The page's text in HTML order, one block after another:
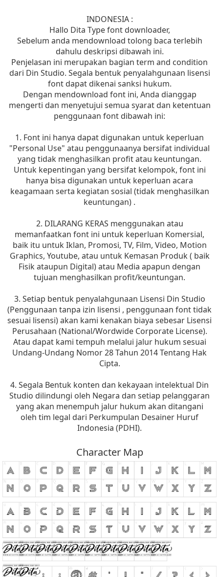
INDONESIA :
Hallo Dita Type font downloader,
Sebelum anda mendownload tolong baca terlebih
dahulu deskripsi dibawah ini.
Penjelasan ini merupakan bagian term and condition
dari Din Studio. Segala bentuk penyalahgunaan lisensi
font dapat dikenai sanksi hukum.
Dengan mendownload font ini, Anda dianggap
mengerti dan menyetujui semua syarat dan ketentuan
penggunaan font dibawah ini:
1. Font ini hanya dapat digunakan untuk keperluan
"Personal Use" atau penggunaanya bersifat individual
yang tidak menghasilkan profit atau keuntungan.
Untuk kepentingan yang bersifat kelompok, font ini
hanya bisa digunakan untuk keperluan acara
keagamaan serta kegiatan sosial (tidak menghasilkan
keuntungan) .
2. DILARANG KERAS menggunakan atau
memanfaatkan font ini untuk keperluan Komersial,
baik itu untuk Iklan, Promosi, TV, Film, Video, Motion
Graphics, Youtube, atau untuk Kemasan Produk ( baik
Fisik ataupun Digital) atau Media apapun dengan
tujuan menghasilkan profit/keuntungan.
3. Setiap bentuk penyalahgunaan Lisensi Din Studio
(Penggunaan tanpa izin lisensi , penggunaan font tidak
sesuai lisensi) akan kami kenakan biaya sebesar Lisensi
Perusahaan (National/Wordwide Corporate License).
Atau dapat kami tempuh melalui jalur hukum sesuai
Undang-Undang Nomor 28 Tahun 2014 Tentang Hak
Cipta.
4. Segala Bentuk konten dan kekayaan intelektual Din
Studio dilindungi oleh Negara dan setiap pelanggaran
yang akan menempuh jalur hukum akan ditangani
oleh tim legal dari Perkumpulan Desainer Huruf
Indonesia (PDHI).
Character Map